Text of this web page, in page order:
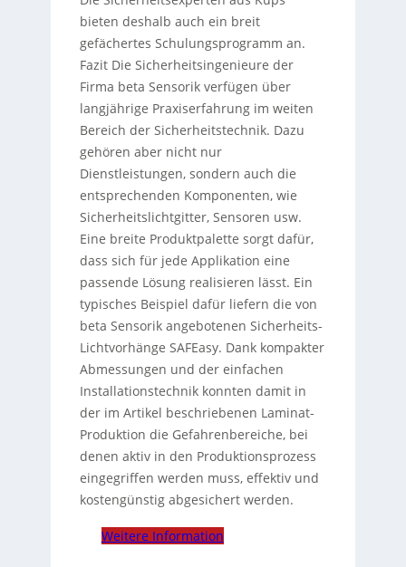
bieten deshalb auch ein breit
gefächertes Schulungsprogramm an.
Fazit Die Sicherheitsingenieure der
Firma beta Sensorik verfügen über
langjährige Praxiserfahrung im weiten
Bereich der Sicherheitstechnik. Dazu
gehören aber nicht nur
Dienstleistungen, sondern auch die
entsprechenden Komponenten, wie
Sicherheitslichtgitter, Sensoren usw.
Eine breite Produktpalette sorgt dafür,
dass sich für jede Applikation eine
passende Lösung realisieren lässt. Ein
typisches Beispiel dafür liefern die von
beta Sensorik angebotenen Sicherheits-
Lichtvorhänge SAFEasy. Dank kompakter
Abmessungen und der einfachen
Installationstechnik konnten damit in
der im Artikel beschriebenen Laminat-
Produktion die Gefahrenbereiche, bei
denen aktiv in den Produktionsprozess
eingegriffen werden muss, effektiv und
kostengünstig abgesichert werden.
Weitere Information